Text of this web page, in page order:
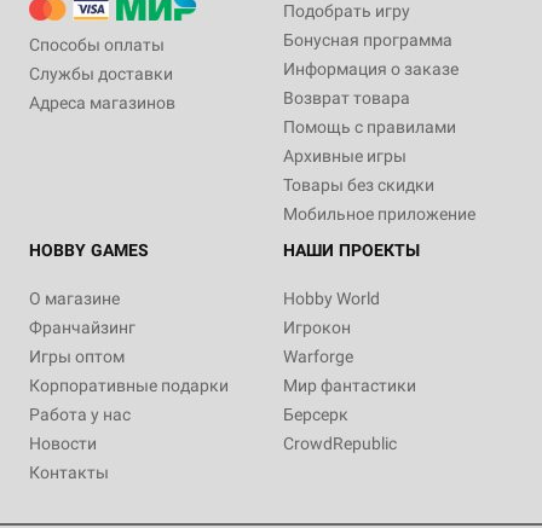
Способы оплаты
Службы доставки
Адреса магазинов
Подобрать игру
Бонусная программа
Информация о заказе
Возврат товара
Помощь с правилами
Архивные игры
Товары без скидки
Мобильное приложение
HOBBY GAMES
О магазине
Франчайзинг
Игры оптом
Корпоративные подарки
Работа у нас
Новости
Контакты
НАШИ ПРОЕКТЫ
Hobby World
Игрокон
Warforge
Мир фантастики
Берсерк
CrowdRepublic